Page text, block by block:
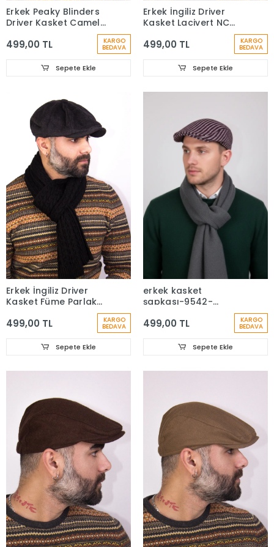
Erkek Peaky Blinders
Driver Kasket Camel
499,00 TL KARGO
BEDAVA
Sepete Ekle
Erkek İngiliz Driver
Kasket Lacivert NC
499,00 TL KARGO
BEDAVA
Sepete Ekle
Erkek İngiliz Driver
Kasket Füme Parlak
499,00 TL KARGO
BEDAVA
Sepete Ekle
erkek kasket
şapkası-9542-
499,00 TL KARGO
BEDAVA
Sepete Ekle